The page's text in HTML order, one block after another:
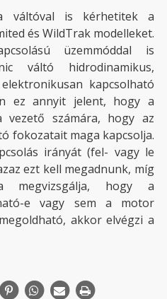
váltóval is kérhetitek a
és WildTrak modelleket.
üzemmóddal is
váltó hidrodinamikus,
kapcsolható
ez annyit jelent, hogy a
számára, hogy az
fokozatait maga kapcsolja.
irányát (fel- vagy le
ezt kell megadnunk, míg
megvizsgálja, hogy a
e vagy sem a motor
akkor elvégzi a